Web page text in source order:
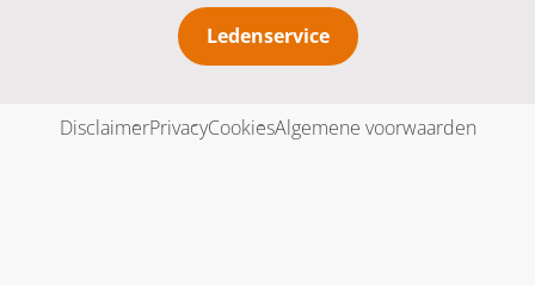
Ledenservice
DisclaimerPrivacyCookiesAlgemene voorwaarden